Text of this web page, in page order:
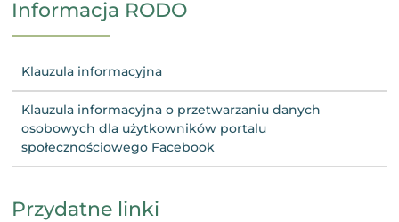
Informacja RODO
Klauzula informacyjna
Klauzula informacyjna o przetwarzaniu danych
osobowych dla użytkowników portalu
społecznościowego Facebook
Przydatne linki